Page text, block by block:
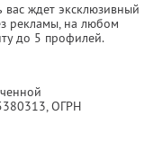
вас ждет эксклюзивный
рекламы, на любом
до 5 профилей.
, ОГРН